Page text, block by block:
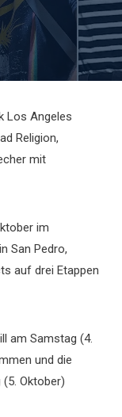
Los Angeles
Religion,
mit
im
San Pedro,
auf drei Etappen
am Samstag (4.
und die
Oktober)